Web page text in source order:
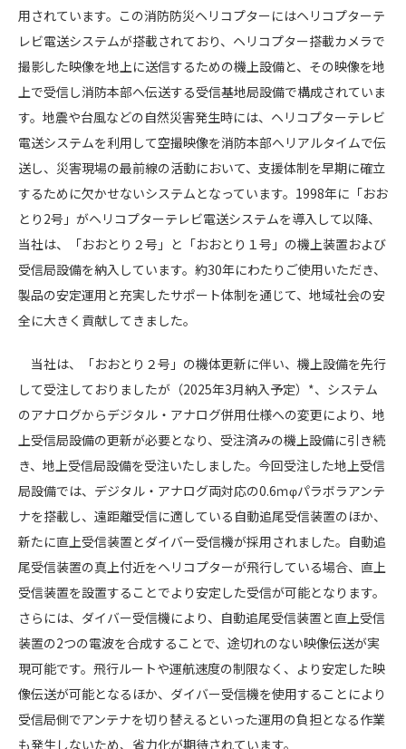
用されています。この消防防災ヘリコプターにはヘリコプターテ
レビ電送システムが搭載されており、ヘリコプター搭載カメラで
撮影した映像を地上に送信するための機上設備と、その映像を地
上で受信し消防本部へ伝送する受信基地局設備で構成されていま
す。地震や台風などの自然災害発生時には、ヘリコプターテレビ
電送システムを利用して空撮映像を消防本部へリアルタイムで伝
送し、災害現場の最前線の活動において、支援体制を早期に確立
するために欠かせないシステムとなっています。1998年に「おお
とり2号」がヘリコプターテレビ電送システムを導入して以降、
当社は、「おおとり２号」と「おおとり１号」の機上装置および
受信局設備を納入しています。約30年にわたりご使用いただき、
製品の安定運用と充実したサポート体制を通じて、地域社会の安
全に大きく貢献してきました。
当社は、「おおとり２号」の機体更新に伴い、機上設備を先行
して受注しておりましたが（2025年3月納入予定）*、システム
のアナログからデジタル・アナログ併用仕様への変更により、地
上受信局設備の更新が必要となり、受注済みの機上設備に引き続
き、地上受信局設備を受注いたしました。今回受注した地上受信
局設備では、デジタル・アナログ両対応の0.6ｍφパラボラアンテ
ナを搭載し、遠距離受信に適している自動追尾受信装置のほか、
新たに直上受信装置とダイバー受信機が採用されました。自動追
尾受信装置の真上付近をヘリコプターが飛行している場合、直上
受信装置を設置することでより安定した受信が可能となります。
さらには、ダイバー受信機により、自動追尾受信装置と直上受信
装置の2つの電波を合成することで、途切れのない映像伝送が実
現可能です。飛行ルートや運航速度の制限なく、より安定した映
像伝送が可能となるほか、ダイバー受信機を使用することにより
受信局側でアンテナを切り替えるといった運用の負担となる作業
も発生しないため、省力化が期待されています。